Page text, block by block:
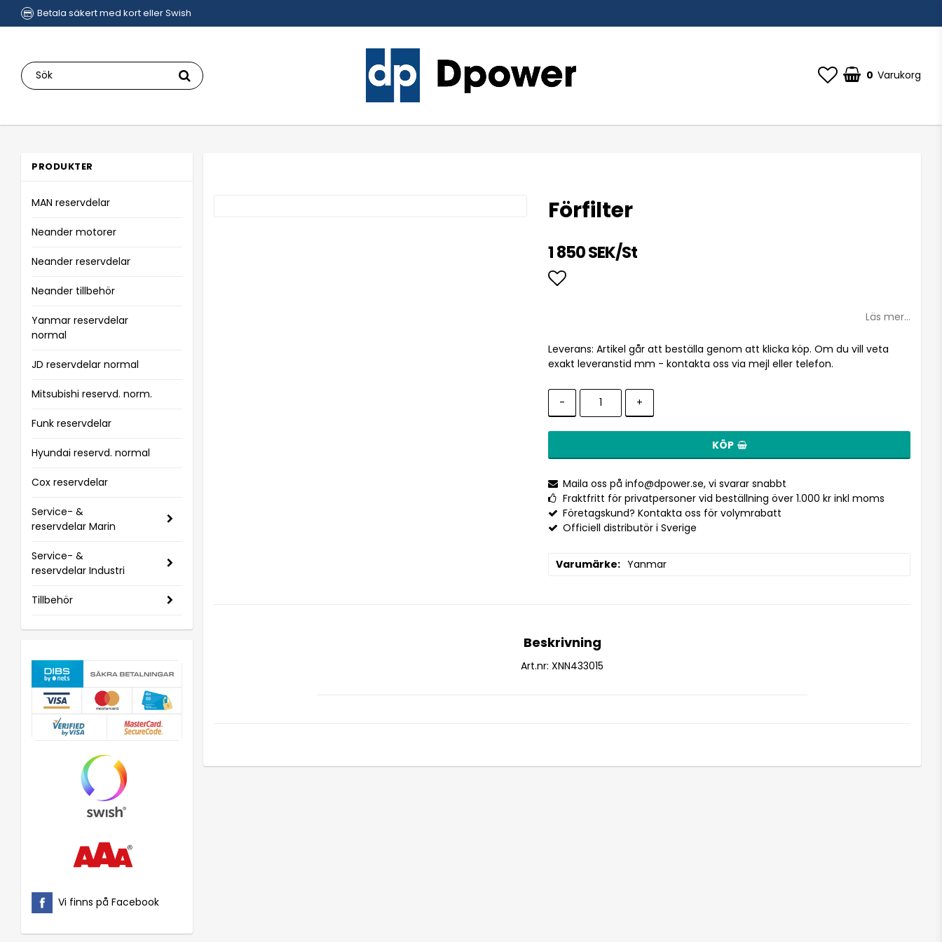
Betala säkert med kort eller Swish
0 Varukorg
PRODUKTER
MAN reservdelar
Neander motorer
Neander reservdelar
Neander tillbehör
Yanmar reservdelar
normal
JD reservdelar normal
Mitsubishi reservd. norm.
Funk reservdelar
Hyundai reservd. normal
Cox reservdelar
Service- &
reservdelar Marin
Service- &
reservdelar Industri
Tillbehör
Vi finns på Facebook
Förfilter
1 850 SEK/St
Läs mer...
Leverans:Artikel går att beställa genom att klicka köp. Om du vill veta
exakt leveranstid mm - kontakta oss via mejl eller telefon.
- +
KÖP
Maila oss påinfo@dpower.se, vi svarar snabbt
Fraktfritt för privatpersoner vid beställning över 1.000 kr inkl moms
Företagskund? Kontakta oss för volymrabatt
Officiell distributör i Sverige
Varumärke Yanmar
Beskrivning
Art.nr: XNN433015